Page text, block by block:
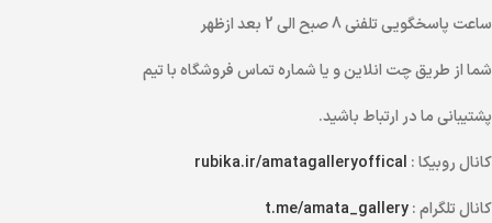
ساعت پاسخگویی تلفنی
شما از طریقچت انلاینو یاشماره تماسفروشگاه با تیم
پشتیبانی ما در ارتباط باشید.
کانال روبیکا : rubika.ir/amatagalleryoffical
کانال تلگرام :t.me/amata_gallery